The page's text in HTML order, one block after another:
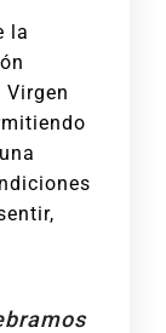
la